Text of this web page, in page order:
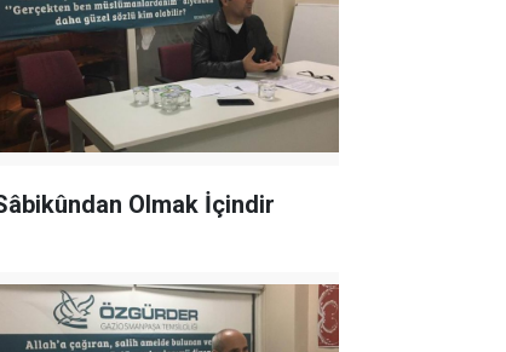
Olmak İçindir